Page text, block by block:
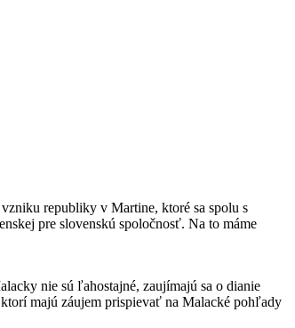
republiky v Martine, ktoré sa spolu s
pre slovenskú spoločnosť. Na to máme
nie sú ľahostajné, zaujímajú sa o dianie
majú záujem prispievať na Malacké pohľady